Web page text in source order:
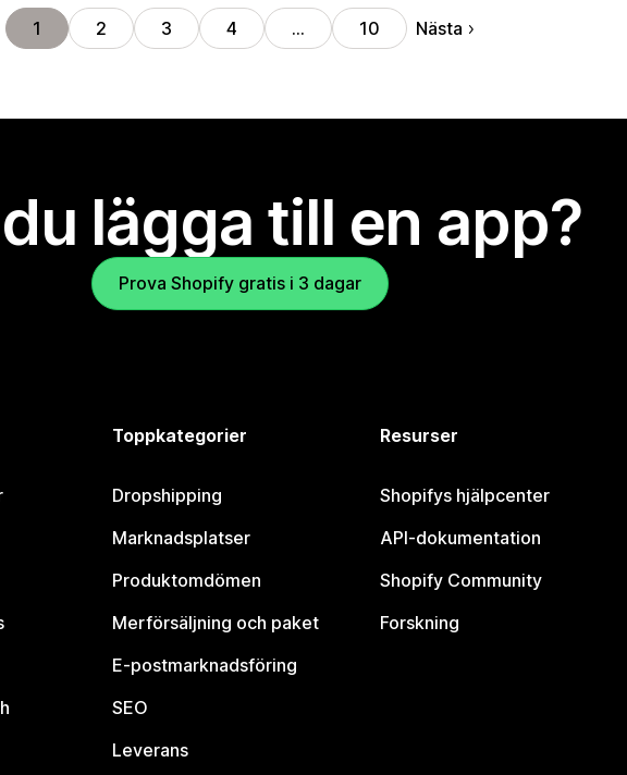
1 2 3 4 … 10 Nästa
lägga till en app?
Prova Shopify gratis i 3 dagar
Toppkategorier
Dropshipping
Marknadsplatser
Produktomdömen
Merförsäljning och paket
E-postmarknadsföring
SEO
Leverans
Resurser
Shopifys hjälpcenter
API-dokumentation
Shopify Community
Forskning